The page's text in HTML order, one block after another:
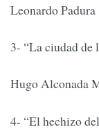
Leonardo Padura
3- “La ciudad de
Hugo Alconada
4- “El hechizo